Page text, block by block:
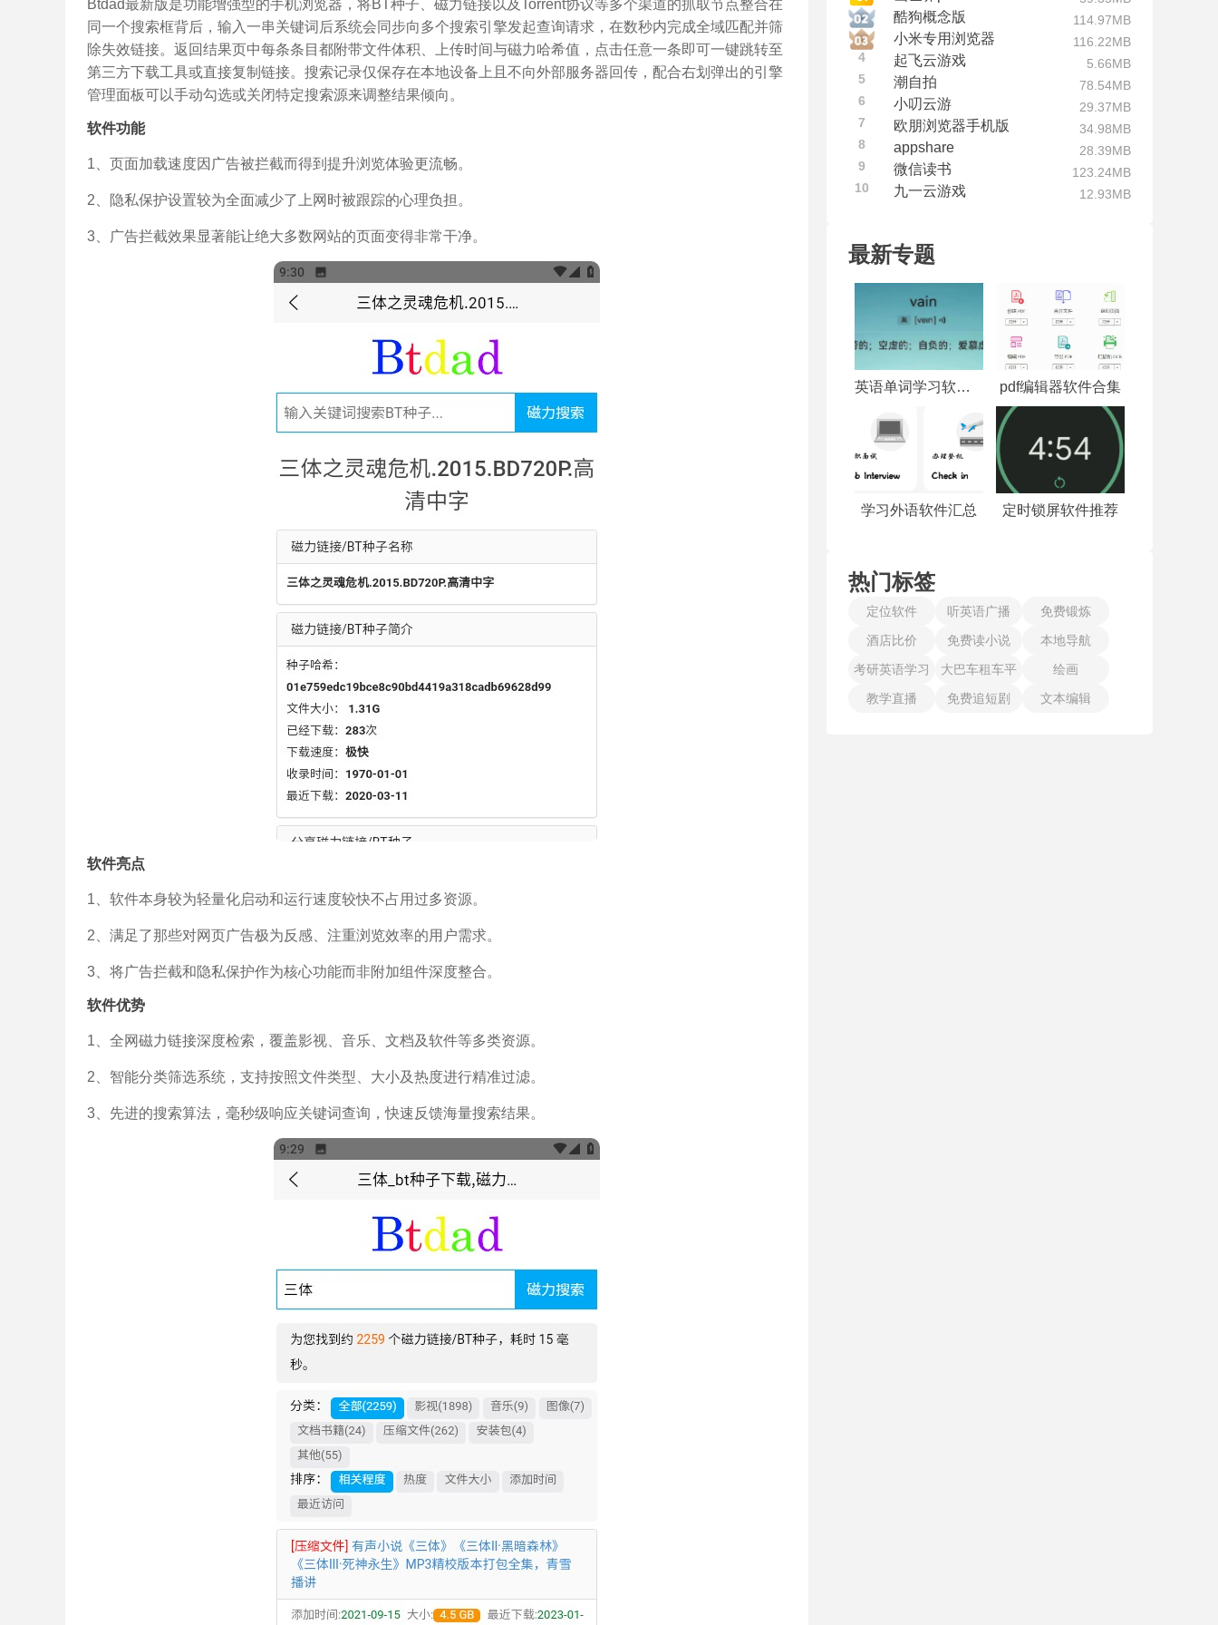
Btdad最新版是功能增强型的手机浏览器，将BT种子、磁力链接以及Torrent协议等多个渠道的抓取节点整合在
同一个搜索框背后，输入一串关键词后系统会同步向多个搜索引擎发起查询请求，在数秒内完成全域匹配并筛
除失效链接。返回结果页中每条条目都附带文件体积、上传时间与磁力哈希值，点击任意一条即可一键跳转至
第三方下载工具或直接复制链接。搜索记录仅保存在本地设备上且不向外部服务器回传，配合右划弹出的引擎
管理面板可以手动勾选或关闭特定搜索源来调整结果倾向。
软件功能
1、页面加载速度因广告被拦截而得到提升浏览体验更流畅。
2、隐私保护设置较为全面减少了上网时被跟踪的心理负担。
3、广告拦截效果显著能让绝大多数网站的页面变得非常干净。
软件亮点
1、软件本身较为轻量化启动和运行速度较快不占用过多资源。
2、满足了那些对网页广告极为反感、注重浏览效率的用户需求。
3、将广告拦截和隐私保护作为核心功能而非附加组件深度整合。
软件优势
1、全网磁力链接深度检索，覆盖影视、音乐、文档及软件等多类资源。
2、智能分类筛选系统，支持按照文件类型、大小及热度进行精准过滤。
3、先进的搜索算法，毫秒级响应关键词查询，快速反馈海量搜索结果。
酷狗概念版 114.97MB
小米专用浏览器
116.22MB
4
起飞云游戏
5.66MB
5
潮自拍
78.54MB
6
小叨云游
29.37MB
7
欧朋浏览器手机版
34.98MB
8
appshare
28.39MB
9
微信读书
123.24MB
10
九一云游戏 12.93MB
最新专题
英语单词学习软件合集 pdf编辑器软件合集
学习外语软件汇总 定时锁屏软件推荐
热门标签
定位软件 听英语广播
免费锻炼
酒店比价
免费读小说
本地导航
考研英语学习
大巴车租车平
台
绘画
教学直播
免费追短剧 文本编辑